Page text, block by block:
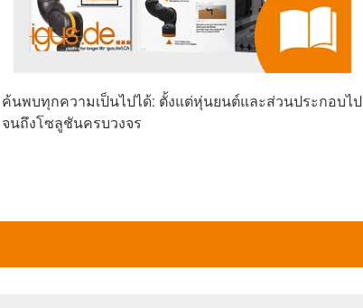
ค้นพบทุกความเป็นไปได้: ตั้งแต่หุ่นยนต์และส่วนประกอบไป
จนถึงโซลูชันครบวงจร